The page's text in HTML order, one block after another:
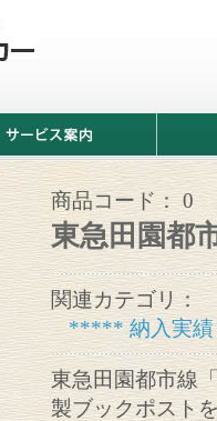
情
商品コード： 0
東急田園都
関連カテゴリ：
***** 納入実
東急田園都市線
製ブックポスト